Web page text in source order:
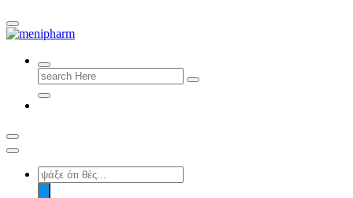
shop 2 easily
Search
for:
Products
search